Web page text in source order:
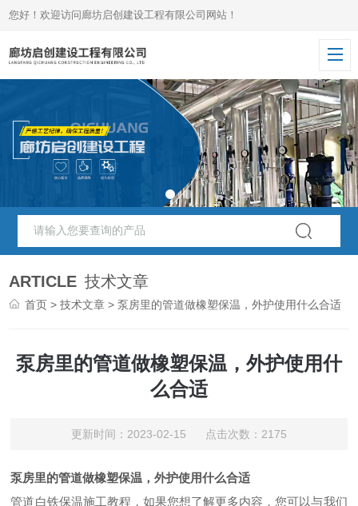
您好！欢迎访问廊坊启创建设工程有限公司网站！
ARTICLE 技术文章
首页 >技术文章 > 泵房里的管道做橡塑保温，外护使用什么合适
泵房里的管道做橡塑保温，外护使用什
么合适
更新时间：2023-02-15 点击次数：2175
泵房里的管道做橡塑保温，外护使用什么合适
管道白铁保温施工教程，如果您想了解更多内容，您可以与我们